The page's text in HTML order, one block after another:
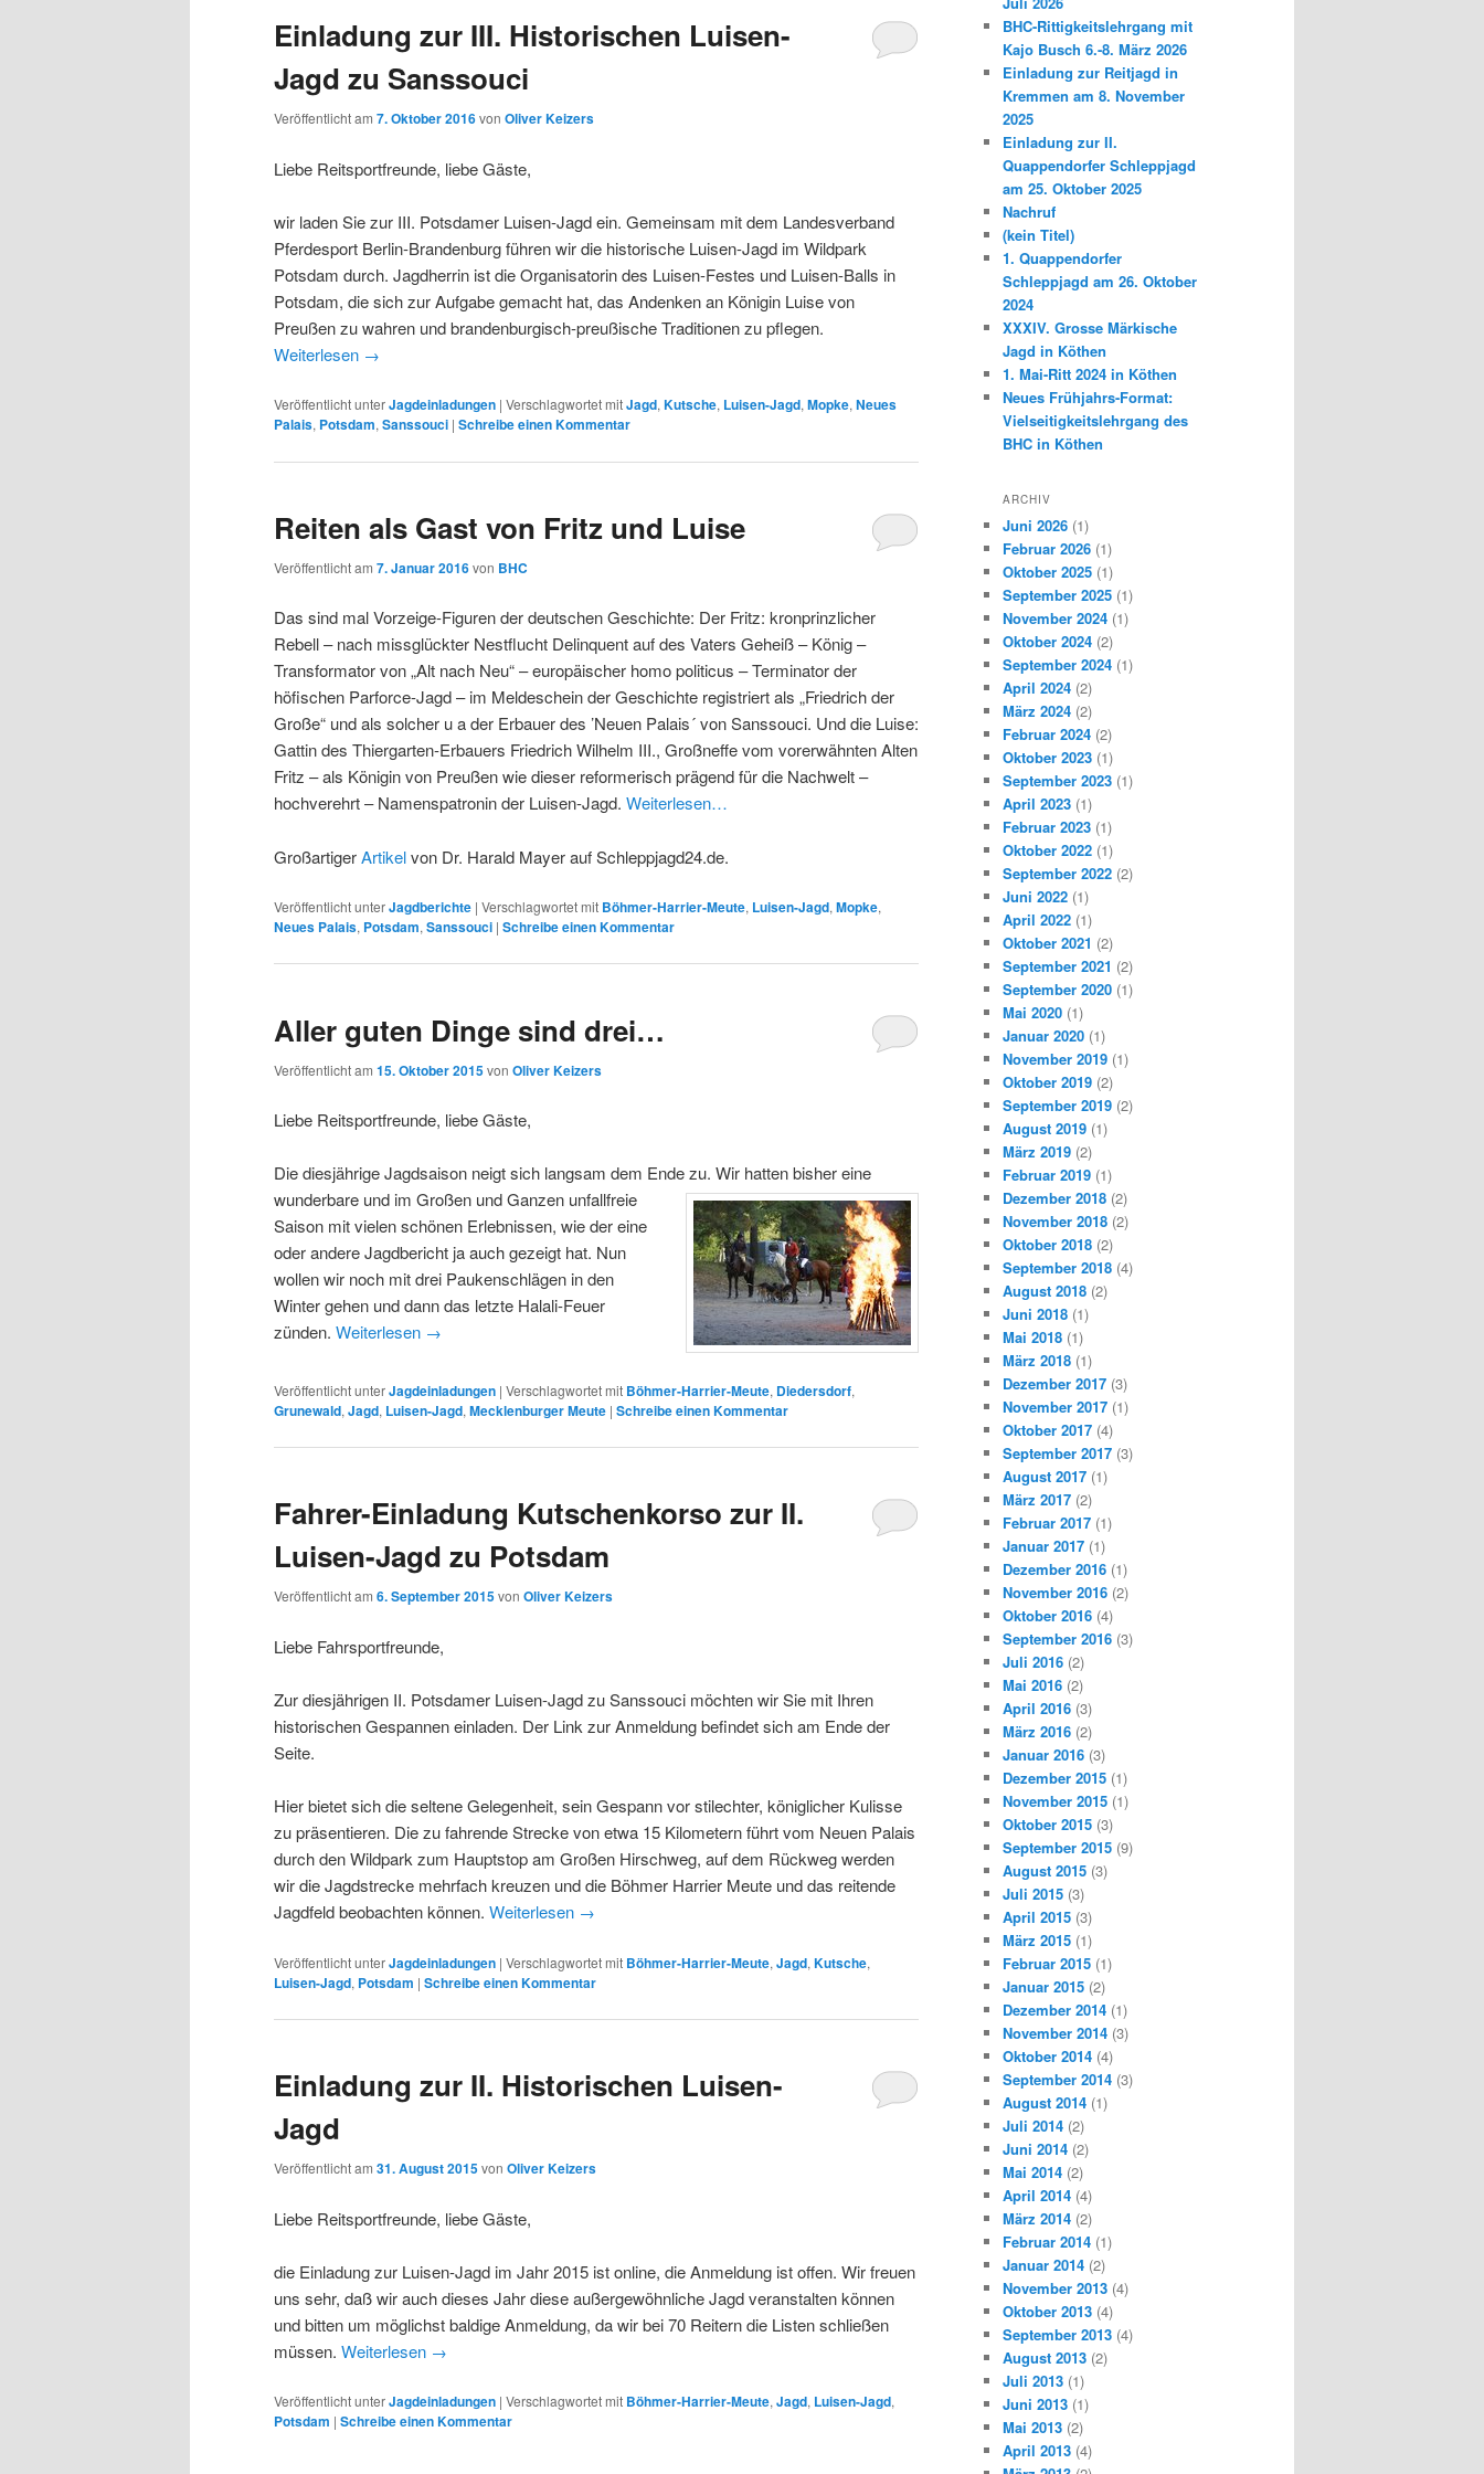
Einladung zur III. Historischen Luisen-
Jagd zu Sanssouci
Veröffentlicht am 7. Oktober 2016von Oliver Keizers
Liebe Reitsportfreunde, liebe Gäste,
wir laden Sie zur III. Potsdamer Luisen-Jagd ein. Gemeinsam mit dem Landesverband
Pferdesport Berlin-Brandenburg führen wir die historische Luisen-Jagd im Wildpark
Potsdam durch. Jagdherrin ist die Organisatorin des Luisen-Festes und Luisen-Balls in
Potsdam, die sich zur Aufgabe gemacht hat, das Andenken an Königin Luise von
Preußen zu wahren und brandenburgisch-preußische Traditionen zu pflegen.
Weiterlesen →
Veröffentlicht unterJagdeinladungen | Verschlagwortet mitJagd, Kutsche, Luisen-Jagd, Mopke, Neues
Palais, Potsdam, Sanssouci | Schreibe einen Kommentar
Reiten als Gast von Fritz und Luise
Veröffentlicht am 7. Januar 2016von BHC
Das sind mal Vorzeige-Figuren der deutschen Geschichte: Der Fritz: kronprinzlicher
Rebell – nach missglückter Nestflucht Delinquent auf des Vaters Geheiß – König –
Transformator von „Alt nach Neu“ – europäischer homo politicus – Terminator der
höfischen Parforce-Jagd – im Meldeschein der Geschichte registriert als „Friedrich der
Große“ und als solcher u a der Erbauer des ’Neuen Palais´ von Sanssouci. Und die Luise:
Gattin des Thiergarten-Erbauers Friedrich Wilhelm III., Großneffe vom vorerwähnten Alten
Fritz – als Königin von Preußen wie dieser reformerisch prägend für die Nachwelt –
hochverehrt – Namenspatronin der Luisen-Jagd. Weiterlesen…
GroßartigerArtikelvon Dr. Harald Mayer auf Schleppjagd24.de.
Veröffentlicht unterJagdberichte | Verschlagwortet mit Böhmer-Harrier-Meute, Luisen-Jagd, Mopke,
Neues Palais, Potsdam, Sanssouci | Schreibe einen Kommentar
Aller guten Dinge sind drei…
Veröffentlicht am 15. Oktober 2015von Oliver Keizers
Liebe Reitsportfreunde, liebe Gäste,
Die diesjährige Jagdsaison neigt sich langsam dem Ende zu. Wir hattenbisher eine
wunderbare und im Großen und Ganzen unfallfreie
Saison mit vielen schönen Erlebnissen, wie der eine
oder andere Jagdbericht ja auch gezeigt hat. Nun
wollen wir noch mit drei Paukenschlägen in den
Winter gehen und dann das letzte Halali-Feuer
zünden. Weiterlesen →
Veröffentlicht unterJagdeinladungen | Verschlagwortet mit Böhmer-Harrier-Meute, Diedersdorf,
Grunewald, Jagd, Luisen-Jagd, Mecklenburger Meute | Schreibe einen Kommentar
Fahrer-Einladung Kutschenkorso zur II.
Luisen-Jagd zu Potsdam
Veröffentlicht am 6. September 2015von Oliver Keizers
Liebe Fahrsportfreunde,
Zur diesjährigen II. Potsdamer Luisen‐Jagd zu Sanssouci möchten wir Sie mit Ihren
historischen Gespannen einladen. Der Link zur Anmeldung befindet sich am Ende der
Seite.
Hier bietet sich die seltene Gelegenheit, sein Gespann vor stilechter, königlicher Kulisse
zu präsentieren. Die zu fahrende Strecke von etwa 15 Kilometern führt vom Neuen Palais
durch den Wildpark zum Hauptstop am Großen Hirschweg, auf dem Rückweg werden
wir die Jagdstrecke mehrfach kreuzen und die Böhmer Harrier Meute und das reitende
Jagdfeld beobachten können. Weiterlesen →
Veröffentlicht unterJagdeinladungen | Verschlagwortet mit Böhmer-Harrier-Meute, Jagd, Kutsche,
Luisen-Jagd, Potsdam | Schreibe einen Kommentar
Einladung zur II. Historischen Luisen-
Jagd
Veröffentlicht am 31. August 2015von Oliver Keizers
Liebe Reitsportfreunde, liebe Gäste,
die Einladung zur Luisen-Jagd im Jahr 2015 ist online, die Anmeldung ist offen. Wir freuen
uns sehr, daß wir auch dieses Jahr diese außergewöhnliche Jagd veranstalten können
und bitten um möglichst baldige Anmeldung, da wir bei 70 Reitern die Listen schließen
müssen. Weiterlesen →
Veröffentlicht unterJagdeinladungen | Verschlagwortet mit Böhmer-Harrier-Meute, Jagd, Luisen-Jagd,
Potsdam | Schreibe einen Kommentar
BHC-Rittigkeitslehrgang mit
Kajo Busch 6.-8. März 2026
Einladung zur Reitjagd in
Kremmen am 8. November
2025
Einladung zur II.
Quappendorfer Schleppjagd
am 25. Oktober 2025
Nachruf
(kein Titel)
1. Quappendorfer
Schleppjagd am 26. Oktober
2024
XXXIV. Grosse Märkische
Jagd in Köthen
1. Mai-Ritt 2024 in Köthen
Neues Frühjahrs-Format:
Vielseitigkeitslehrgang des
BHC in Köthen
ARCHIV
Juni 2026 (1)
Februar 2026 (1)
Oktober 2025 (1)
September 2025 (1)
November 2024 (1)
Oktober 2024 (2)
September 2024 (1)
April 2024 (2)
März 2024 (2)
Februar 2024 (2)
Oktober 2023 (1)
September 2023 (1)
April 2023 (1)
Februar 2023 (1)
Oktober 2022 (1)
September 2022 (2)
Juni 2022 (1)
April 2022 (1)
Oktober 2021 (2)
September 2021 (2)
September 2020 (1)
Mai 2020 (1)
Januar 2020 (1)
November 2019 (1)
Oktober 2019 (2)
September 2019 (2)
August 2019 (1)
März 2019 (2)
Februar 2019 (1)
Dezember 2018 (2)
November 2018 (2)
Oktober 2018 (2)
September 2018 (4)
August 2018 (2)
Juni 2018 (1)
Mai 2018 (1)
März 2018 (1)
Dezember 2017 (3)
November 2017 (1)
Oktober 2017 (4)
September 2017 (3)
August 2017 (1)
März 2017 (2)
Februar 2017 (1)
Januar 2017 (1)
Dezember 2016 (1)
November 2016 (2)
Oktober 2016 (4)
September 2016 (3)
Juli 2016 (2)
Mai 2016 (2)
April 2016 (3)
März 2016 (2)
Januar 2016 (3)
Dezember 2015 (1)
November 2015 (1)
Oktober 2015 (3)
September 2015 (9)
August 2015 (3)
Juli 2015 (3)
April 2015 (3)
März 2015 (1)
Februar 2015 (1)
Januar 2015 (2)
Dezember 2014 (1)
November 2014 (3)
Oktober 2014 (4)
September 2014 (3)
August 2014 (1)
Juli 2014 (2)
Juni 2014 (2)
Mai 2014 (2)
April 2014 (4)
März 2014 (2)
Februar 2014 (1)
Januar 2014 (2)
November 2013 (4)
Oktober 2013 (4)
September 2013 (4)
August 2013 (2)
Juli 2013 (1)
Juni 2013 (1)
Mai 2013 (2)
April 2013 (4)